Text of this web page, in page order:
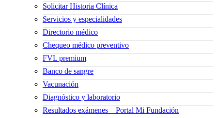
Solicitar Historia Clínica
Servicios y especialidades
Directorio médico
Chequeo médico preventivo
FVL premium
Banco de sangre
Vacunación
Diagnóstico y laboratorio
Resultados exámenes – Portal Mi Fundación